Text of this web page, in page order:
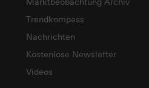
Marktbeobachtung Archiv
Trendkompass
Nachrichten
Kostenlose Newsletter
Videos